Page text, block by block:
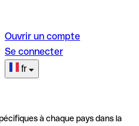
Ouvrir un compte
Se connecter
fr
à chaque pays dans la